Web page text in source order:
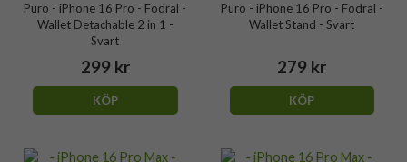
Puro - iPhone 16 Pro - Fodral -
Wallet Detachable 2 in 1 -
Svart
299 kr
KÖP
Puro - iPhone 16 Pro - Fodral -
Wallet Stand - Svart
279 kr
KÖP